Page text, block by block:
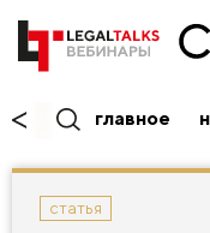
главное
статья